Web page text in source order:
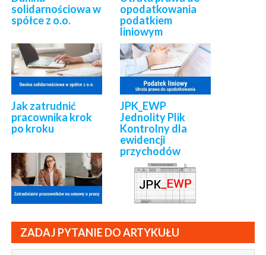
solidarnościowa w
spółce z o.o.
opodatkowania
podatkiem
liniowym
Jak zatrudnić
pracownika krok
po kroku
JPK_EWP
Jednolity Plik
Kontrolny dla
ewidencji
przychodów
ZADAJ PYTANIE DO ARTYKUŁU